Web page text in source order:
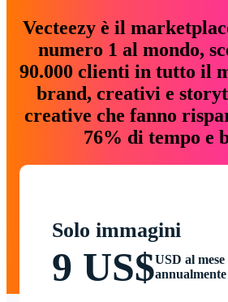
Vecteezy è il
numero 1 al mondo,
90.000 clienti in tutto il
brand, creativi e
creative che fanno
76% di tempo e
Solo immagini
9 US$USD al
annualmente